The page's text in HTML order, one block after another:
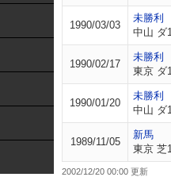
1990/03/03
未勝利
中山 ダ
1990/02/17
未勝利
東京 ダ
1990/01/20
未勝利
中山 ダ
1989/11/05
新馬
東京 芝
2002/12/20 00:00 更新